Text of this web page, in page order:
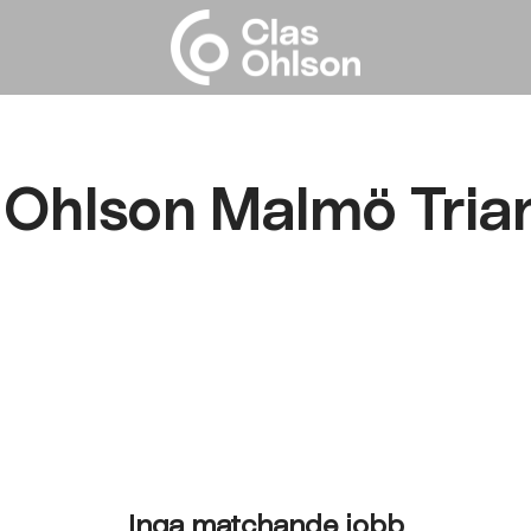
Malmö
Inga matchande jobb